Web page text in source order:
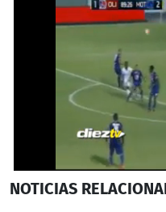
seconds
NOTICIAS